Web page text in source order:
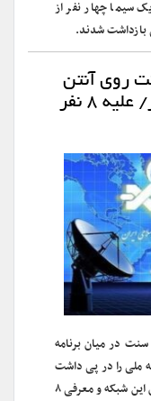
سیما چهار نفر از
بازداشت شدند.
روی آنتن
شبکه یک؛ برکناری دو مدیر/ علیه ۸ نفر
در میان برنامه
ملی را در پی داشت
و منجر به عزل مدیر گروه تولید و مدیر پخش این شبکه و معرفی ۸